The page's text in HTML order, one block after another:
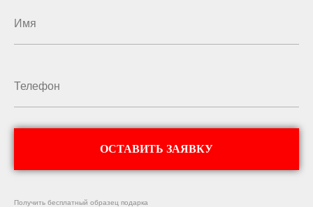
ОСТАВИТЬ ЗАЯВКУ
Получить бесплатный образец подарка